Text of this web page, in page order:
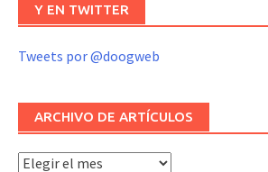
Y EN TWITTER
Tweets por @doogweb
ARCHIVO DE ARTÍCULOS
Archivo